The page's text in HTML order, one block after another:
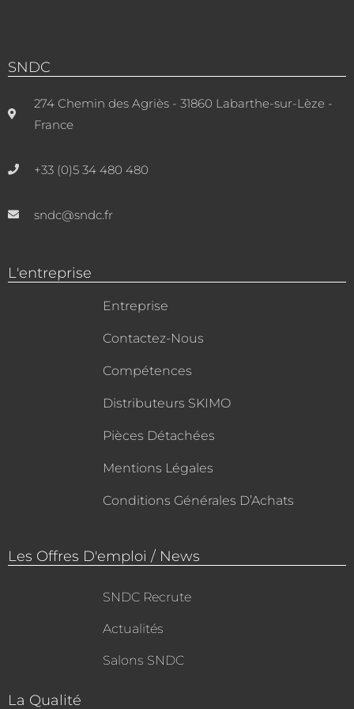
SNDC
274 Chemin des Agriès - 31860 Labarthe-sur-Lèze -
France
+33 (0)5 34 480 480
sndc@sndc.fr
L'entreprise
Entreprise
Contactez-Nous
Compétences
Distributeurs SKIMO
Pièces Détachées
Mentions Légales
Conditions Générales D’Achats
Les Offres D'emploi / News
SNDC Recrute
Actualités
Salons SNDC
La Qualité